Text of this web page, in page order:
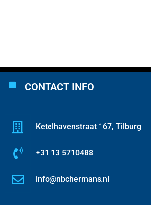
CONTACT INFO
Ketelhavenstraat 167, Tilburg
+31 13 5710488
info@nbchermans.nl